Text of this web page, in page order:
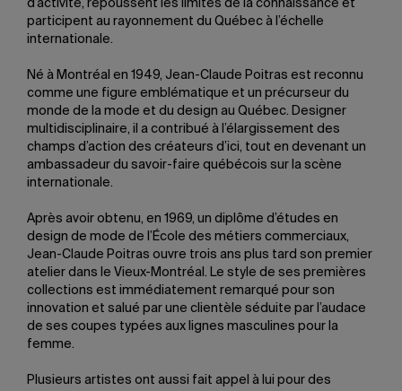
d’activité, repoussent les limites de la connaissance et
participent au rayonnement du Québec à l’échelle
internationale.
Né à Montréal en 1949, Jean-Claude Poitras est reconnu
comme une figure emblématique et un précurseur du
monde de la mode et du design au Québec. Designer
multidisciplinaire, il a contribué à l’élargissement des
champs d’action des créateurs d’ici, tout en devenant un
ambassadeur du savoir-faire québécois sur la scène
internationale.
Après avoir obtenu, en 1969, un diplôme d’études en
design de mode de l’École des métiers commerciaux,
Jean-Claude Poitras ouvre trois ans plus tard son premier
atelier dans le Vieux-Montréal. Le style de ses premières
collections est immédiatement remarqué pour son
innovation et salué par une clientèle séduite par l’audace
de ses coupes typées aux lignes masculines pour la
femme.
Plusieurs artistes ont aussi fait appel à lui pour des